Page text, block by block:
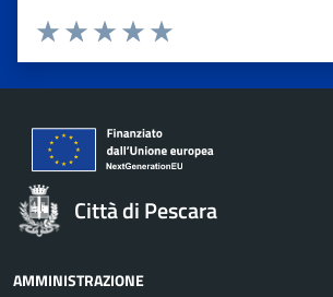
Valuta 5 stelle su 5
Valuta 4 stelle su 5
Valuta 3 stelle su 5
Valuta 2 stelle su 5
Valuta 1 stelle su 5
Città di Pescara
AMMINISTRAZIONE